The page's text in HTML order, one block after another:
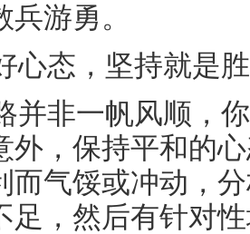
游勇。
心态，坚持就是
并非一帆风顺，
外，保持平和的
而气馁或冲动，
足，然后有针对